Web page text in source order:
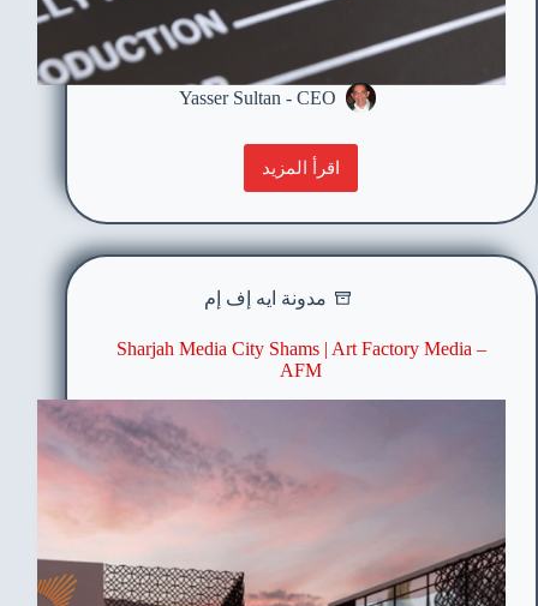
Yasser Sultan - CEO
اقرأ المزيد
مدونة ايه إف إم
Sharjah Media City Shams | Art Factory Media –
AFM